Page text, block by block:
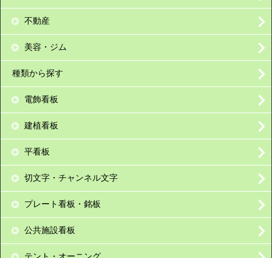
不動産
美容・ジム
種類から探す
電飾看板
建植看板
平看板
切文字・チャンネル文字
プレート看板・銘板
公共施設看板